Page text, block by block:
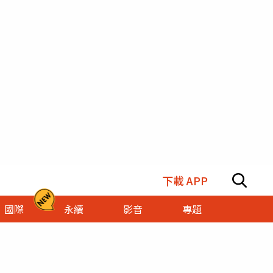
下載 APP
國際 永續 影音
專題